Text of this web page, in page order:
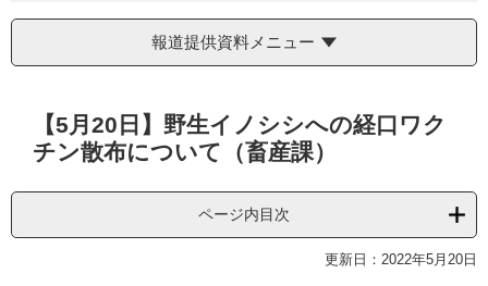
報道提供資料メニュー
【5月20日】野生イノシシへの経口ワク
チン散布について（畜産課）
ページ内目次
更新日：2022年5月20日